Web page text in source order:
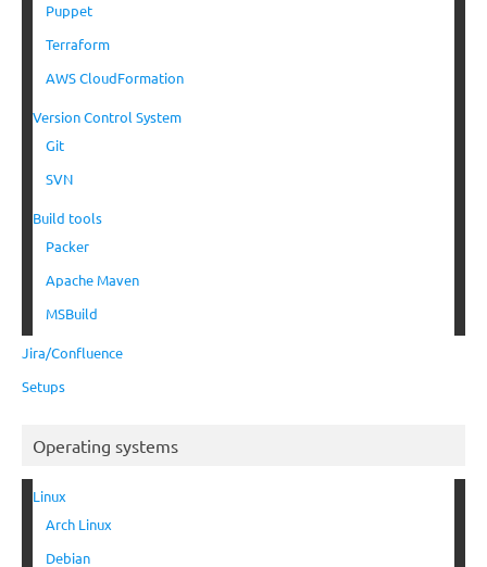
Puppet
Terraform
AWS CloudFormation
Version Control System
Git
SVN
Build tools
Packer
Apache Maven
MSBuild
Jira/Confluence
Setups
Operating systems
Linux
Arch Linux
Debian